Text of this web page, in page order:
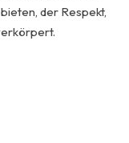
der Respekt,